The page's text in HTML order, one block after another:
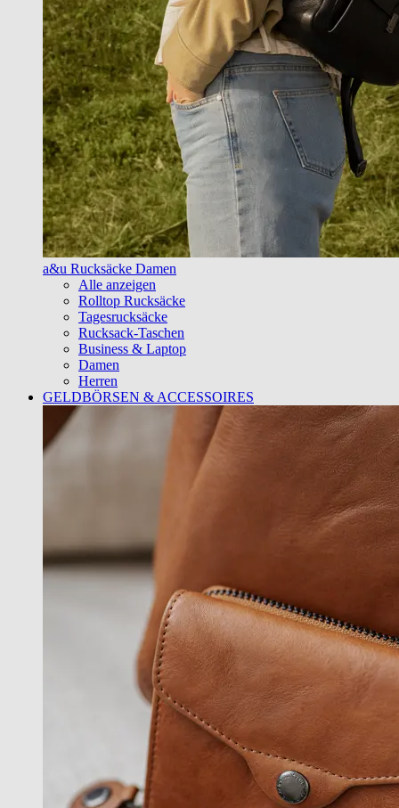
a&u Rucksäcke Damen
Alle anzeigen
Rolltop Rucksäcke
Tagesrucksäcke
Rucksack-Taschen
Business & Laptop
Damen
Herren
GELDBÖRSEN & ACCESSOIRES